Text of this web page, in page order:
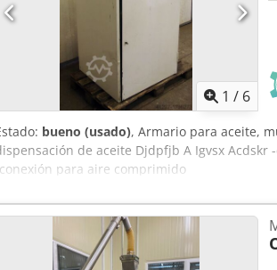
1 / 6
bueno (usado), Armario para aceite,
de aceite Djdpfjb A Igvsx
para aire comprimido